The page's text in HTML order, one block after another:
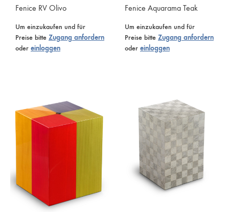
Fenice RV Olivo
Um einzukaufen und für
Preise bitte Zugang anfordern
oder einloggen
Fenice Aquarama Teak
Um einzukaufen und für
Preise bitte Zugang anfordern
oder einloggen